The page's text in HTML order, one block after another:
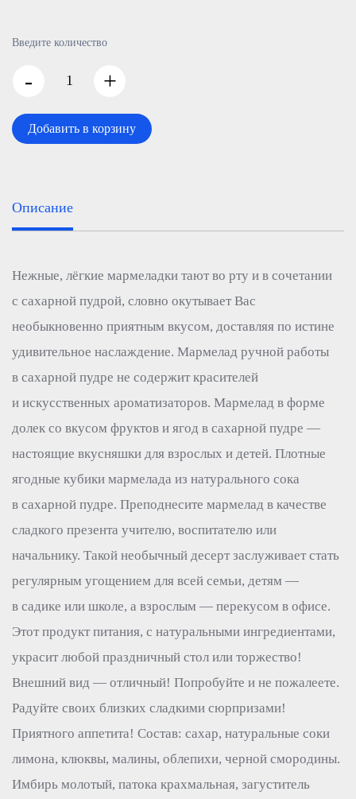
Введите количество
- +
Добавить в корзину
Описание
Нежные, лёгкие мармеладки тают во рту и в сочетании
с сахарной пудрой, словно окутывает Вас
необыкновенно приятным вкусом, доставляя по истине
удивительное наслаждение. Мармелад ручной работы
в сахарной пудре не содержит красителей
и искусственных ароматизаторов. Мармелад в форме
долек со вкусом фруктов и ягод в сахарной пудре —
настоящие вкусняшки для взрослых и детей. Плотные
ягодные кубики мармелада из натурального сока
в сахарной пудре. Преподнесите мармелад в качестве
сладкого презента учителю, воспитателю или
начальнику. Такой необычный десерт заслуживает стать
регулярным угощением для всей семьи, детям —
в садике или школе, а взрослым — перекусом в офисе.
Этот продукт питания, с натуральными ингредиентами,
украсит любой праздничный стол или торжество!
Внешний вид — отличный! Попробуйте и не пожалеете.
Радуйте своих близких сладкими сюрпризами!
Приятного аппетита! Состав: сахар, натуральные соки
лимона, клюквы, малины, облепихи, черной смородины.
Имбирь молотый, патока крахмальная, загуститель